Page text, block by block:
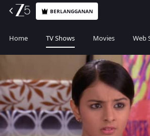
BERLANGGANAN
Home TV Shows Movies Web